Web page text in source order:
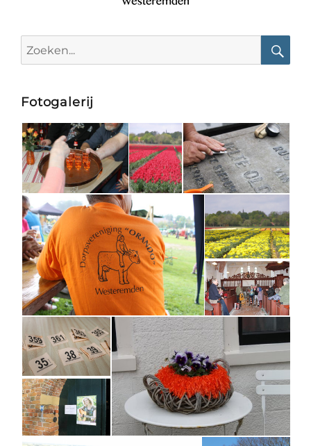
for:
Fotogalerij